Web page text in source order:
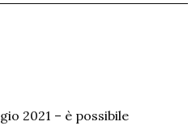
2021 – è possibile